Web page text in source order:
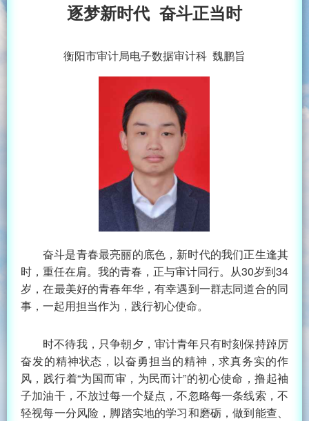
逐梦新时代 奋斗正当时
衡阳市审计局电子数据审计科 魏鹏旨
奋斗是青春最亮丽的底色，新时代的我们正生逢其
时，重任在肩。我的青春，正与审计同行。从30岁到34
岁，在最美好的青春年华，有幸遇到一群志同道合的同
事，一起用担当作为，践行初心使命。
时不待我，只争朝夕，审计青年只有时刻保持踔厉
奋发的精神状态，以奋勇担当的精神，求真务实的作
风，践行着“为国而审，为民而计”的初心使命，撸起袖
子加油干，不放过每一个疑点，不忽略每一条线索，不
轻视每一分风险，脚踏实地的学习和磨砺，做到能查、